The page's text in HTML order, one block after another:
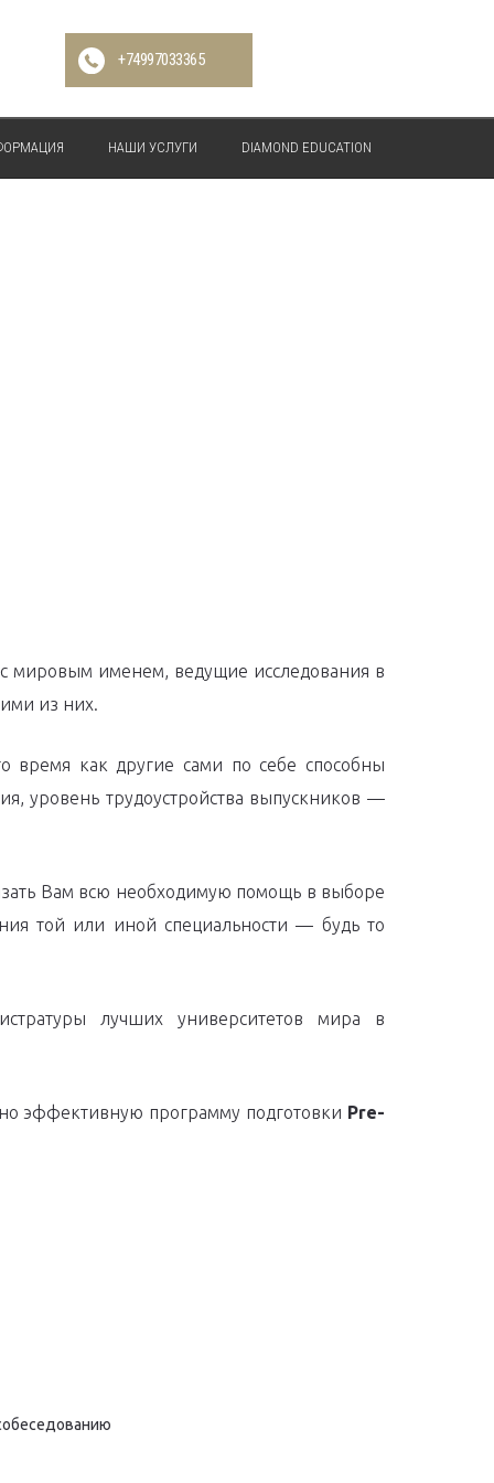
+74997033365
НАШИ УСЛУГИ DIAMOND EDUCATION
мировым именем, ведущие исследования в
из них.
время как другие сами по себе способны
уровень трудоустройства выпускников —
Вам всю необходимую помощь в выборе
той или иной специальности — будь то
лучших университетов мира в
эффективную программу подготовки Pre-